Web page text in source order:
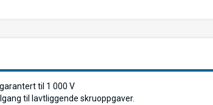
til 1 000 V
til lavtliggende skruoppgaver.